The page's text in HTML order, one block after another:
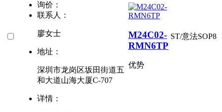
询价：
联系人：
廖女士
地址：
深圳市龙岗区坂田街道五
和大道山海大厦C-707
详情：
M24C02-
RMN6TP
优势
ST/意法SOP8